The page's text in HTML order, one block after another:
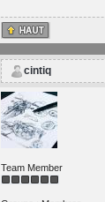
cintiq
Team Member